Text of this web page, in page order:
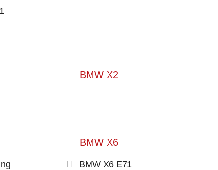
BMW X2
BMW X6
BMW X6 E71